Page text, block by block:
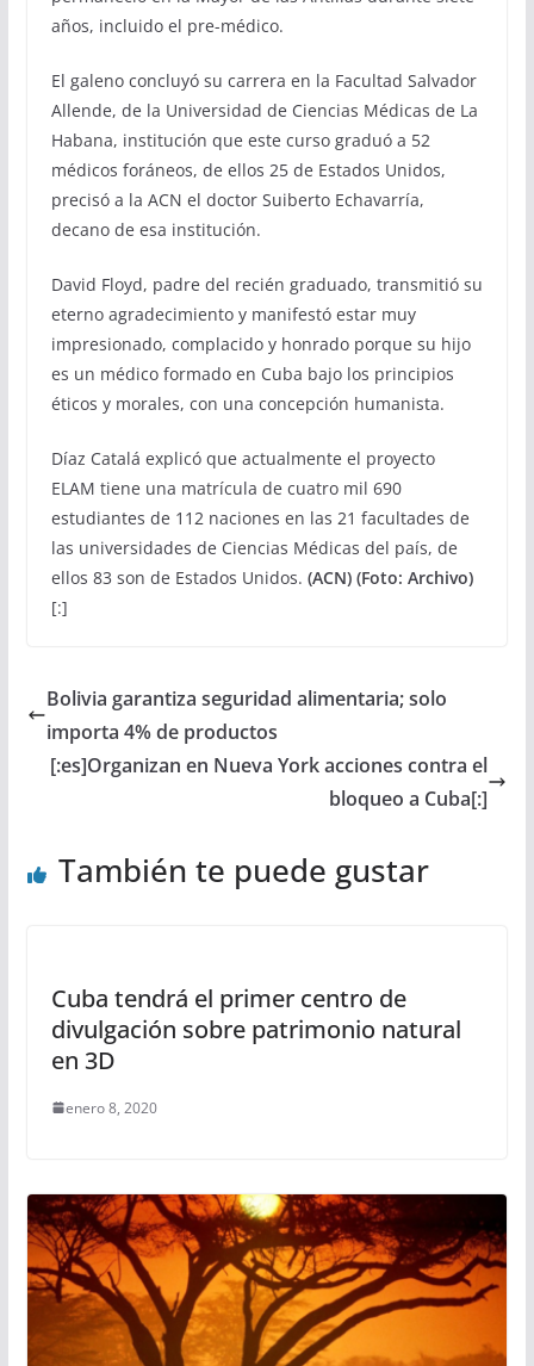
años, incluido el pre-médico.
El galeno concluyó su carrera en la Facultad Salvador
Allende, de la Universidad de Ciencias Médicas de La
Habana, institución que este curso graduó a 52
médicos foráneos, de ellos 25 de Estados Unidos,
precisó a la ACN el doctor Suiberto Echavarría,
decano de esa institución.
David Floyd, padre del recién graduado, transmitió su
eterno agradecimiento y manifestó estar muy
impresionado, complacido y honrado porque su hijo
es un médico formado en Cuba bajo los principios
éticos y morales, con una concepción humanista.
Díaz Catalá explicó que actualmente el proyecto
ELAM tiene una matrícula de cuatro mil 690
estudiantes de 112 naciones en las 21 facultades de
las universidades de Ciencias Médicas del país, de
ellos 83 son de Estados Unidos. (ACN) (Foto: Archivo)
[:]
Bolivia garantiza seguridad alimentaria; solo
importa 4% de productos
[:es]Organizan en Nueva York acciones contra el
bloqueo a Cuba[:]
También te puede gustar
Cuba tendrá el primer centro de
divulgación sobre patrimonio natural
en 3D
enero 8, 2020